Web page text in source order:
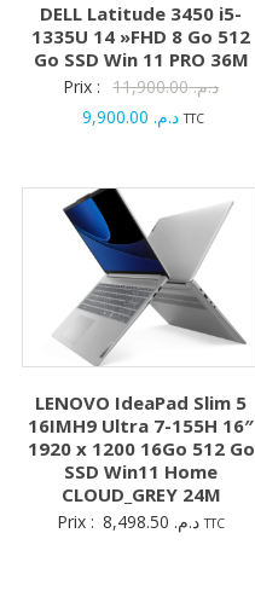
DELL Latitude 3450 i5-
1335U 14 »FHD 8 Go 512
Go SSD Win 11 PRO 36M
Prix : د.م.11,900.00
Le
د.م.Le
est :
TTC
LENOVO IdeaPad Slim 5
16IMH9 Ultra 7-155H 16″
1920 x 1200 16Go 512 Go
SSD Win11 Home
CLOUD_GREY 24M
Prix : د.م. TTC